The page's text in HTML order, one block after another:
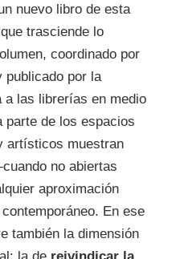
nuevo libro de esta
trasciende lo
coordinado por
por la
a las librerías en medio
parte de los espacios
artísticos muestran
no abiertas
aproximación
En ese
también la dimensión
la de reivindicar la